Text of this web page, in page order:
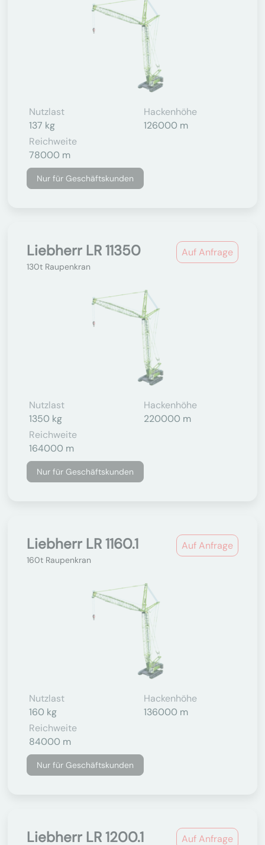
Nutzlast
137 kg
Hackenhöhe
126000 m
Reichweite
78000 m
Nur für Geschäftskunden
Auf Anfrage
Liebherr LR 11350
130t Raupenkran
Nutzlast
1350 kg
Hackenhöhe
220000 m
Reichweite
164000 m
Nur für Geschäftskunden
Auf Anfrage
Liebherr LR 1160.1
160t Raupenkran
Nutzlast
160 kg
Hackenhöhe
136000 m
Reichweite
84000 m
Nur für Geschäftskunden
Auf Anfrage
Liebherr LR 1200.1